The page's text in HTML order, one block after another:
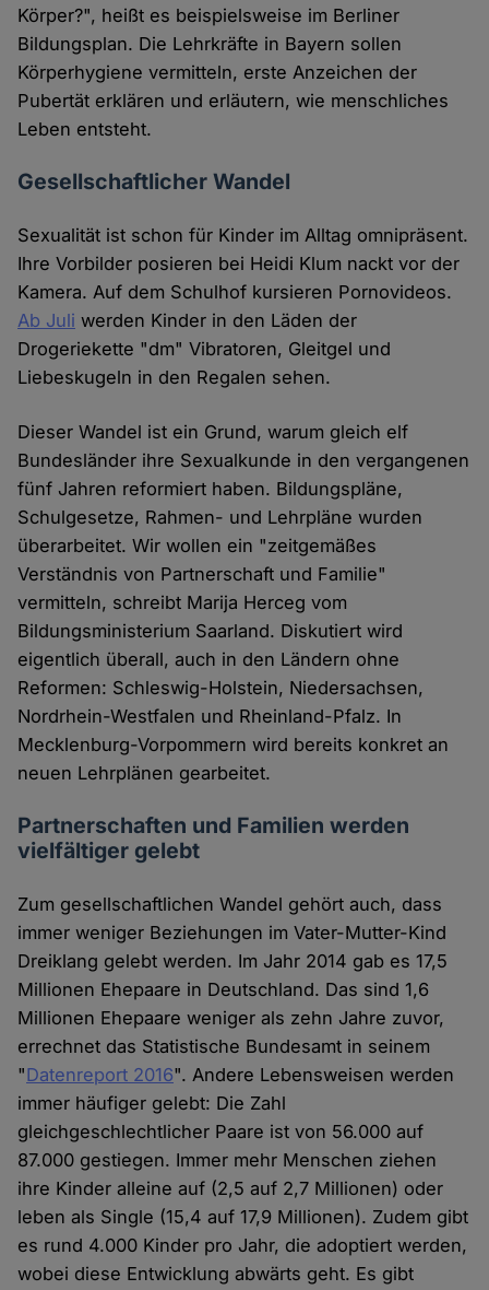
Körper?", heißt es beispielsweise im Berliner
Bildungsplan. Die Lehrkräfte in Bayern sollen
Körperhygiene vermitteln, erste Anzeichen der
Pubertät erklären und erläutern, wie menschliches
Leben entsteht.
Gesellschaftlicher Wandel
Sexualität ist schon für Kinder im Alltag omnipräsent.
Ihre Vorbilder posieren bei Heidi Klum nackt vor der
Kamera. Auf dem Schulhof kursieren Pornovideos.
Ab Juli werden Kinder in den Läden der
Drogeriekette "dm" Vibratoren, Gleitgel und
Liebeskugeln in den Regalen sehen.
Dieser Wandel ist ein Grund, warum gleich elf
Bundesländer ihre Sexualkunde in den vergangenen
fünf Jahren reformiert haben. Bildungspläne,
Schulgesetze, Rahmen- und Lehrpläne wurden
überarbeitet. Wir wollen ein "zeitgemäßes
Verständnis von Partnerschaft und Familie"
vermitteln, schreibt Marija Herceg vom
Bildungsministerium Saarland. Diskutiert wird
eigentlich überall, auch in den Ländern ohne
Reformen: Schleswig-Holstein, Niedersachsen,
Nordrhein-Westfalen und Rheinland-Pfalz. In
Mecklenburg-Vorpommern wird bereits konkret an
neuen Lehrplänen gearbeitet.
Partnerschaften und Familien werden
vielfältiger gelebt
Zum gesellschaftlichen Wandel gehört auch, dass
immer weniger Beziehungen im Vater-Mutter-Kind
Dreiklang gelebt werden. Im Jahr 2014 gab es 17,5
Millionen Ehepaare in Deutschland. Das sind 1,6
Millionen Ehepaare weniger als zehn Jahre zuvor,
errechnet das Statistische Bundesamt in seinem
"Datenreport 2016". Andere Lebensweisen werden
immer häufiger gelebt: Die Zahl
gleichgeschlechtlicher Paare ist von 56.000 auf
87.000 gestiegen. Immer mehr Menschen ziehen
ihre Kinder alleine auf (2,5 auf 2,7 Millionen) oder
leben als Single (15,4 auf 17,9 Millionen). Zudem gibt
es rund 4.000 Kinder pro Jahr, die adoptiert werden,
wobei diese Entwicklung abwärts geht. Es gibt